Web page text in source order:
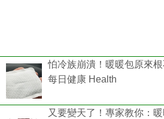
怕冷族崩潰！暖暖包原來根
每日健康 Health
又要變天了！專家教你：